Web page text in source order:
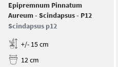
Epipremnum Pinnatum
Aureum - Scindapsus - P12
Scindapsus p12
+/- 15 cm
12 cm